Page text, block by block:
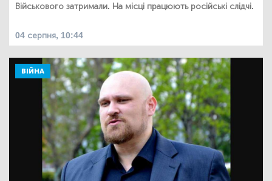
Військового затримали. На місці працюють російські слідчі.
04 серпня, 10:44
ВІЙНА